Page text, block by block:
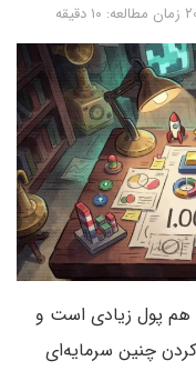
زمان مطالعه: ۱۰ دقیقه
هم پول زیادی است و
چنین سرمایه‌ای